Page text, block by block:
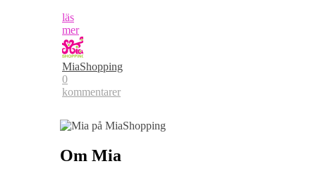
läs
mer
MiaShopping
0
kommentarer
Om Mia